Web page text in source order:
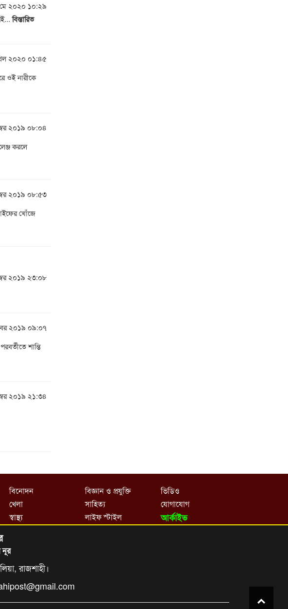
২০২০ ১০:২৯
বিস্তারিত
২০২০ ০১:৪৫
ওই নারীকে
২০১৯ ০৮:০৪
করলে
২০১৯ ০৮:৫৩
খোঁজে
২০১৯ ২৩:০৮
২০১৯ ০৯:০৭
শান্তি
২০১৯ ২১:৩৪
বিনোদন
খেলা
স্বাস্থ্য
বিজ্ঞান ও প্রযুক্তি
সাহিত্য
লাইফ স্টাইল
ভিডিও
যোগাযোগ
আর্কাইভ
নূর
রাজশাহী।